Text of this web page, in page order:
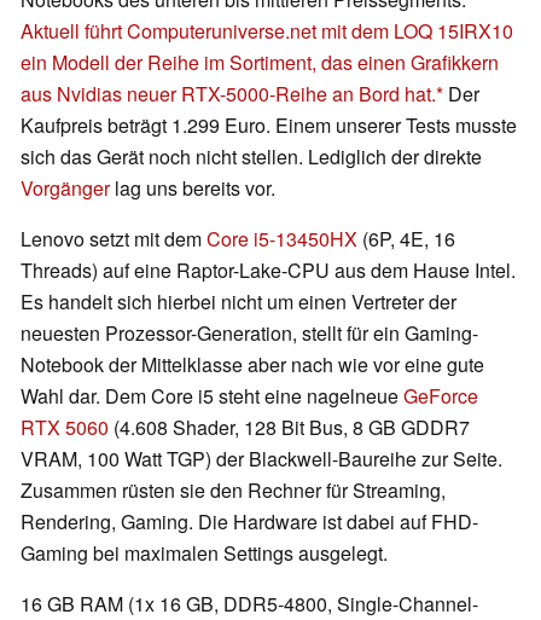
Aktuell führt Computeruniverse.net mit dem LOQ 15IRX10
ein Modell der Reihe im Sortiment, das einen Grafikkern
aus Nvidias neuer RTX-5000-Reihe an Bord hat. Der
Kaufpreis beträgt 1.299 Euro. Einem unserer Tests musste
sich das Gerät noch nicht stellen. Lediglich der direkte
Vorgängerlag uns bereits vor.
Lenovo setzt mit demCore i5-13450HX (6P, 4E, 16
Threads) auf eine Raptor-Lake-CPU aus dem Hause Intel.
Es handelt sich hierbei nicht um einen Vertreter der
neuesten Prozessor-Generation, stellt für ein Gaming-
Notebook der Mittelklasse aber nach wie vor eine gute
Wahl dar. Dem Core i5 steht eine nagelneueGeForce
RTX 5060 (4.608 Shader, 128 Bit Bus, 8 GB GDDR7
VRAM, 100 Watt TGP) der Blackwell-Baureihe zur Seite.
Zusammen rüsten sie den Rechner für Streaming,
Rendering, Gaming. Die Hardware ist dabei auf FHD-
Gaming bei maximalen Settings ausgelegt.
16 GB RAM (1x 16 GB, DDR5-4800, Single-Channel-